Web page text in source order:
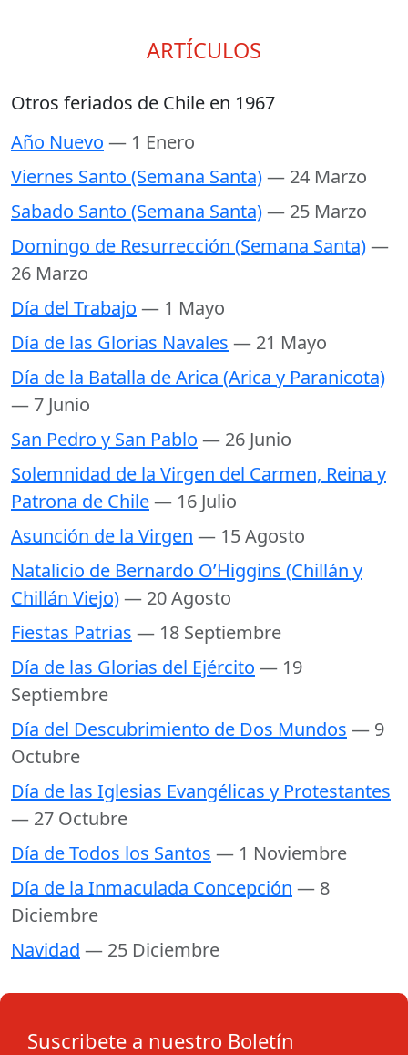
ARTÍCULOS
Otros feriados de Chile en 1967
Año Nuevo — 1 Enero
Viernes Santo (Semana Santa)— 24 Marzo
Sabado Santo (Semana Santa)— 25 Marzo
Domingo de Resurrección (Semana Santa)—
26 Marzo
Día del Trabajo — 1 Mayo
Día de las Glorias Navales — 21 Mayo
Día de la Batalla de Arica (Arica y Paranicota)
— 7 Junio
San Pedro y San Pablo — 26 Junio
Solemnidad de la Virgen del Carmen, Reina y
Patrona de Chile— 16 Julio
Asunción de la Virgen — 15 Agosto
Natalicio de Bernardo O’Higgins (Chillán y
Chillán Viejo)— 20 Agosto
Fiestas Patrias — 18 Septiembre
Día de las Glorias del Ejército — 19
Septiembre
Día del Descubrimiento de Dos Mundos — 9
Octubre
Día de las Iglesias Evangélicas y Protestantes
— 27 Octubre
Día de Todos los Santos — 1 Noviembre
Día de la Inmaculada Concepción — 8
Diciembre
Navidad — 25 Diciembre
Suscribete a nuestro Boletín